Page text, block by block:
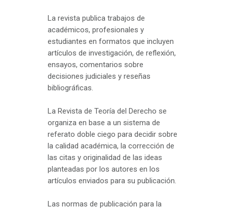
La revista publica trabajos de
académicos, profesionales y
estudiantes en formatos que incluyen
artículos de investigación, de reflexión,
ensayos, comentarios sobre
decisiones judiciales y reseñas
bibliográficas.
La Revista de Teoría del Derecho se
organiza en base a un sistema de
referato doble ciego para decidir sobre
la calidad académica, la corrección de
las citas y originalidad de las ideas
planteadas por los autores en los
artículos enviados para su publicación.
Las normas de publicación para la